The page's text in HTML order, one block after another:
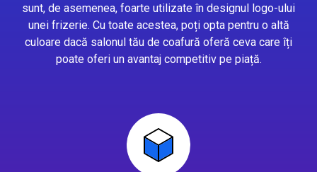
sunt, de asemenea, foarte utilizate în designul logo-ului
unei frizerie. Cu toate acestea, poți opta pentru o altă
culoare dacă salonul tău de coafură oferă ceva care îți
poate oferi un avantaj competitiv pe piață.